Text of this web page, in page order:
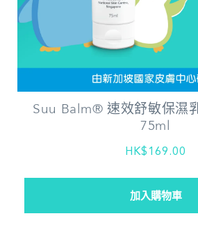
Suu Balm® 速效舒敏保濕
75ml
HK$169.00